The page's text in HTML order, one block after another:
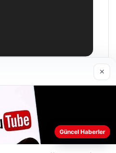
daha iyi anlayabilmek,
geliştirmek amacıyla çerezler
×
Güncel Haberler